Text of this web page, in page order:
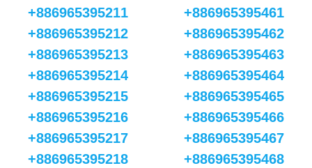
+886965395211
+886965395212
+886965395213
+886965395214
+886965395215
+886965395216
+886965395217
+886965395218
+886965395461
+886965395462
+886965395463
+886965395464
+886965395465
+886965395466
+886965395467
+886965395468